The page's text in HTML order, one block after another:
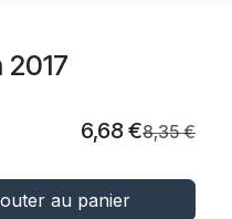
au panier
6,68€8,35€